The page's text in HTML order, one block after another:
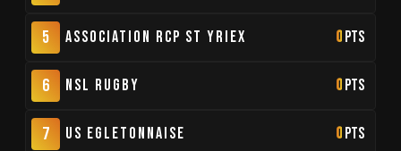
5 Association RCP St Yriex 0 pts
6 NSL Rugby 0 pts
7 US Egletonnaise 0 pts